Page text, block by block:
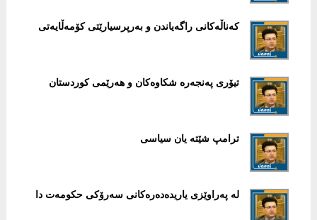
کەناڵەکانی راگەیاندن و بەرپرسیارێتی کۆمەڵایەتی
تیۆری پەنجەرە شکاوەکان و هەرێمی کوردستان
ترامپ شێتە یان سیاسی
لە پەراوێزی یاریدەدەرەکانی سەرۆکی حکومەت دا